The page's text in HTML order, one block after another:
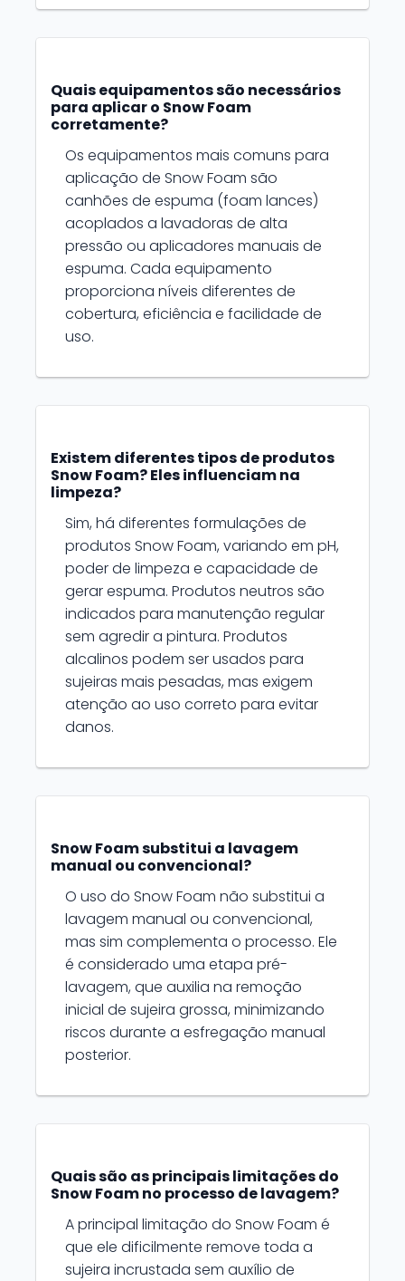
Quais equipamentos são necessários
para aplicar o Snow Foam
corretamente?
Os equipamentos mais comuns para
aplicação de Snow Foam são
canhões de espuma (foam lances)
acoplados a lavadoras de alta
pressão ou aplicadores manuais de
espuma. Cada equipamento
proporciona níveis diferentes de
cobertura, eficiência e facilidade de
uso.
Existem diferentes tipos de produtos
Snow Foam? Eles influenciam na
limpeza?
Sim, há diferentes formulações de
produtos Snow Foam, variando em pH,
poder de limpeza e capacidade de
gerar espuma. Produtos neutros são
indicados para manutenção regular
sem agredir a pintura. Produtos
alcalinos podem ser usados para
sujeiras mais pesadas, mas exigem
atenção ao uso correto para evitar
danos.
Snow Foam substitui a lavagem
manual ou convencional?
O uso do Snow Foam não substitui a
lavagem manual ou convencional,
mas sim complementa o processo. Ele
é considerado uma etapa pré-
lavagem, que auxilia na remoção
inicial de sujeira grossa, minimizando
riscos durante a esfregação manual
posterior.
Quais são as principais limitações do
Snow Foam no processo de lavagem?
A principal limitação do Snow Foam é
que ele dificilmente remove toda a
sujeira incrustada sem auxílio de